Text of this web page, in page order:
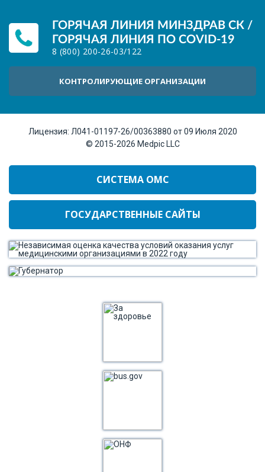
ГОРЯЧАЯ ЛИНИЯ МИНЗДРАВ СК /
ГОРЯЧАЯ ЛИНИЯ ПО COVID-19
8 (800) 200-26-03/122
КОНТРОЛИРУЮЩИЕ ОРГАНИЗАЦИИ
Лицензия: Л041-01197-26/00363880 от 09 Июля 2020
© 2015-2026 Medpic LLC
СИСТЕМА ОМС
ГОСУДАРСТВЕННЫЕ САЙТЫ